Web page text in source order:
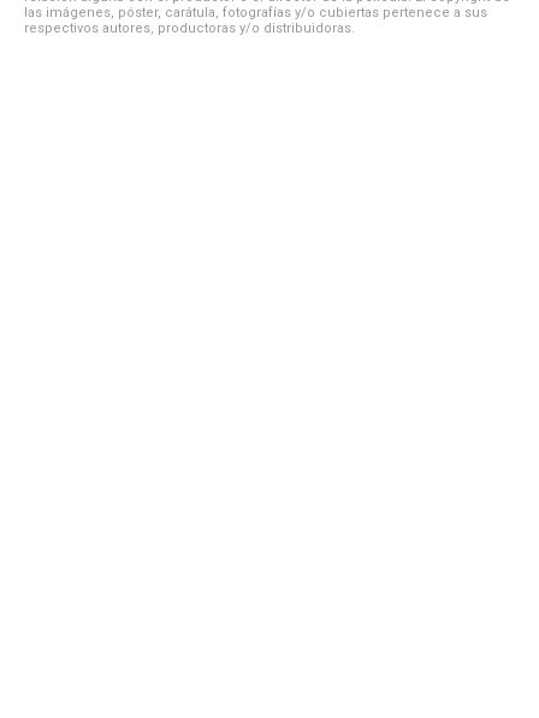
las imágenes, póster, carátula, fotografías y/o cubiertas pertenece a sus
respectivos autores, productoras y/o distribuidoras.